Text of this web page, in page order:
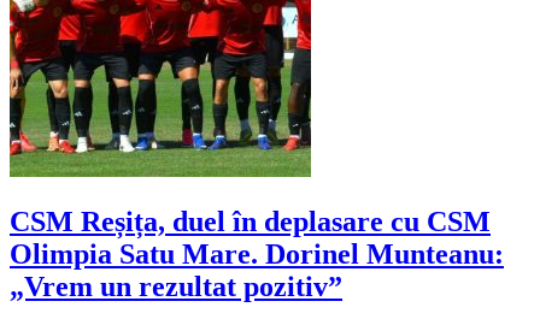
CSM Reșița, duel în deplasare cu CSM
Olimpia Satu Mare. Dorinel Munteanu:
„Vrem un rezultat pozitiv”